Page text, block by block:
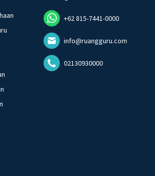
+62 815-7441-0000
info@ruangguru.com
02130930000